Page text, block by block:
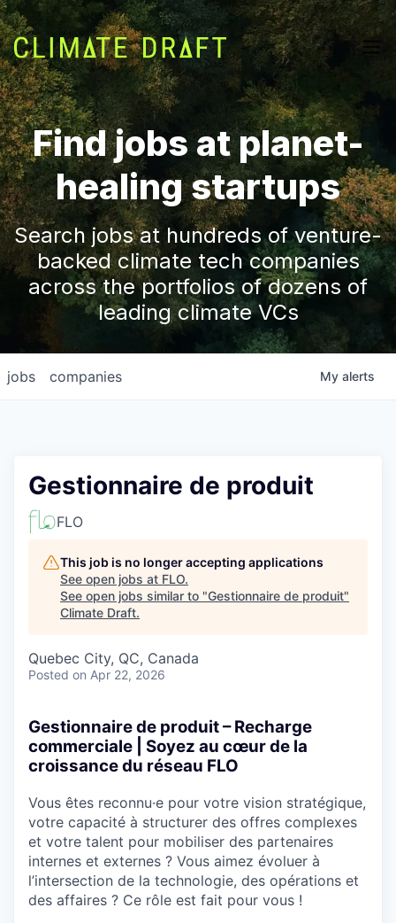
Find jobs at planet-
healing startups
Search jobs at hundreds of venture-
backed climate tech companies
across the portfolios of dozens of
leading climate VCs
jobs companies My alerts
Gestionnaire de produit
FLO
This job is no longer accepting applications
See open jobs at FLO.
See open jobs similar to "Gestionnaire de produit"
Climate Draft.
Quebec City, QC, Canada
Posted on Apr 22, 2026
Gestionnaire de produit – Recharge
commerciale | Soyez au cœur de la
croissance du réseau FLO
Vous êtes reconnu·e pour votre vision stratégique,
votre capacité à structurer des offres complexes
et votre talent pour mobiliser des partenaires
internes et externes ? Vous aimez évoluer à
l’intersection de la technologie, des opérations et
des affaires ? Ce rôle est fait pour vous !